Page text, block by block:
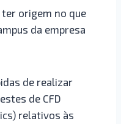
origem no que
da empresa
de realizar
de CFD
relativos às